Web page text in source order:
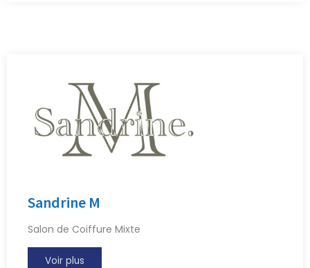
Sandrine M
Salon de Coiffure Mixte
Voir plus